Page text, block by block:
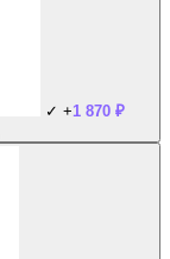
✓ +1 870 ₽